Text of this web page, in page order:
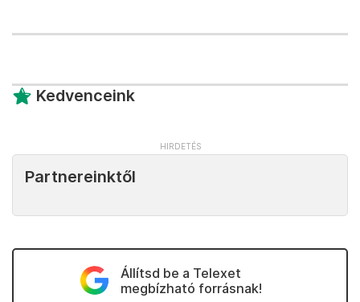
Kedvenceink
Partnereinktől
Állítsd be a Telexet
megbízható forrásnak!